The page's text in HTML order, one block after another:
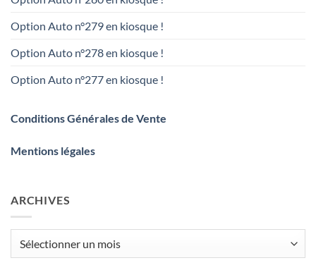
Option Auto n°279 en kiosque !
Option Auto n°278 en kiosque !
Option Auto n°277 en kiosque !
Conditions Générales de Vente
Mentions légales
ARCHIVES